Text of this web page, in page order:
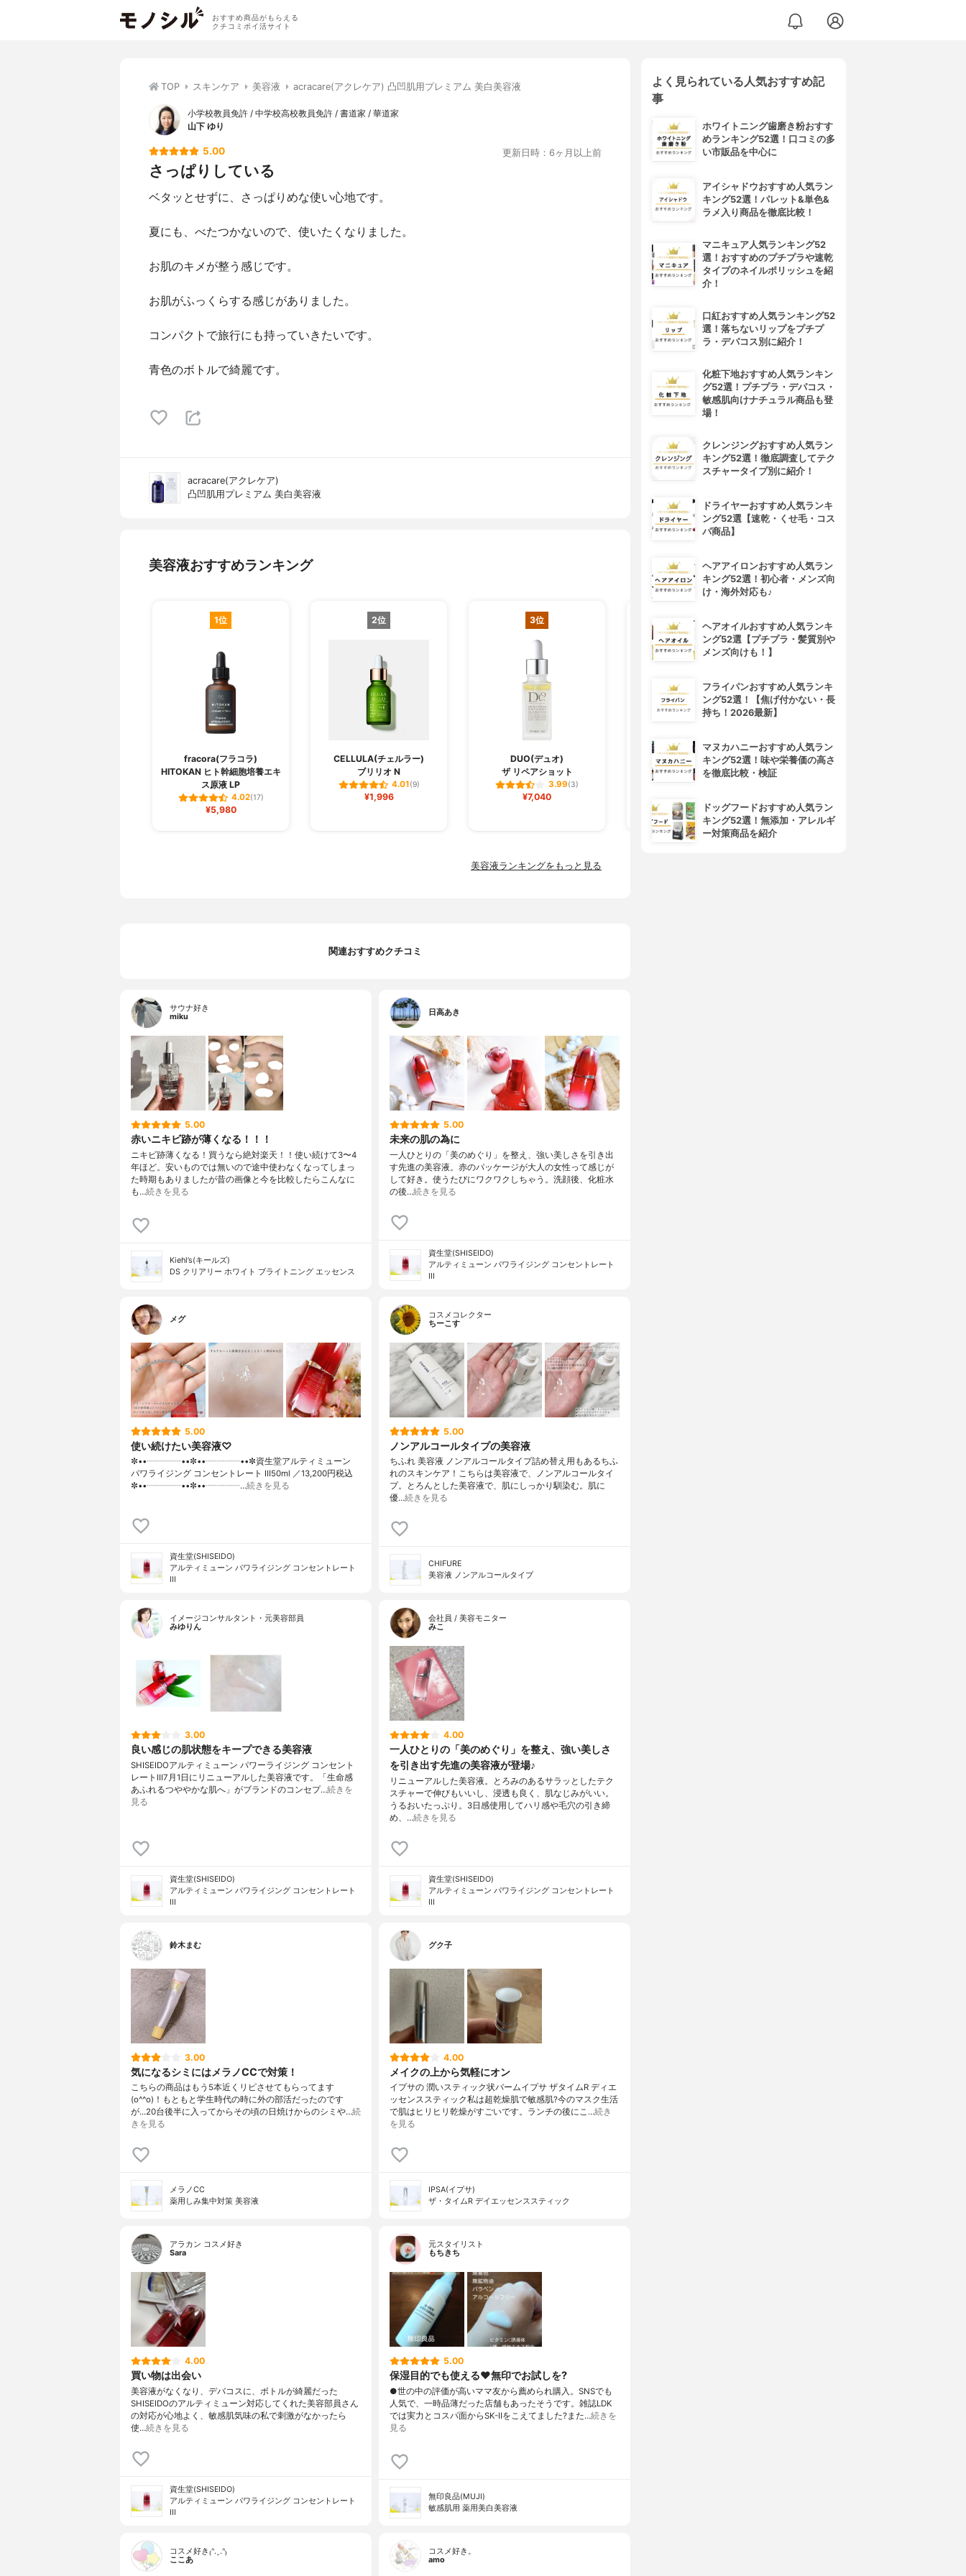
おすすめ商品がもらえる
クチコミポイ活サイト
TOP スキンケア 美容液 acracare(アクレケア) 凸凹肌用プレミアム 美白美容液
小学校教員免許 / 中学校高校教員免許 / 書道家 / 華道家
山下 ゆり
5.00 更新日時：6ヶ月以上前
さっぱりしている
ベタッとせずに、さっぱりめな使い心地です。
夏にも、べたつかないので、使いたくなりました。
お肌のキメが整う感じです。
お肌がふっくらする感じがありました。
コンパクトで旅行にも持っていきたいです。
青色のボトルで綺麗です。
acracare(アクレケア)
凸凹肌用プレミアム 美白美容液
美容液おすすめランキング
1位
fracora(フラコラ)
HITOKAN ヒト幹細胞培養エキ
ス原液 LP
4.02(17)
¥5,980
2位
CELLULA(チェルラー)
ブリリオ N
4.01(9)
¥1,996
3位
DUO(デュオ)
ザ リペアショット
3.99(3)
¥7,040
4位
フレイスラボ
フレイスラボ FLAIS LABO ホ
¥3,278
LANCOME(ランコム)
美容液ランキングをもっと見る
関連おすすめクチコミ
サウナ好き
miku
5.00
赤いニキビ跡が薄くなる！！！
ニキビ跡薄くなる！買うなら絶対楽天！！使い続けて3〜4
年ほど。安いものでは無いので途中使わなくなってしまっ
た時期もありましたが昔の画像と今を比較したらこんなに
も…続きを見る
Kiehl’s(キールズ)
DS クリアリー ホワイト ブライトニング エッセンス
日高あき
5.00
未来の肌の為に
一人ひとりの「美のめぐり」を整え、強い美しさを引き出
す先進の美容液。赤のパッケージが大人の女性って感じが
して好き。使うたびにワクワクしちゃう。洗顔後、化粧水
の後…続きを見る
資生堂(SHISEIDO)
アルティミューン パワライジング コンセントレート
III
メグ
5.00
使い続けたい美容液♡
✼••┈┈┈┈••✼••┈┈┈┈••✼資生堂アルティミューン
パワライジング コンセントレート Ⅲ50ml ／13,200円税込
✼••┈┈┈┈••✼••┈┈┈┈…続きを見る
資生堂(SHISEIDO)
アルティミューン パワライジング コンセントレート
III
コスメコレクター
ちーこす
5.00
ノンアルコールタイプの美容液
ちふれ 美容液 ノンアルコールタイプ詰め替え用もあるちふ
れのスキンケア！こちらは美容液で、ノンアルコールタイ
プ。とろんとした美容液で、肌にしっかり馴染む。肌に
優…続きを見る
CHIFURE
美容液 ノンアルコールタイプ
イメージコンサルタント・元美容部員
みゆりん
3.00
良い感じの肌状態をキープできる美容液
SHISEIDOアルティミューン パワーライジング コンセント
レートⅢ7月1日にリニューアルした美容液です。「生命感
あふれるつややかな肌へ」がブランドのコンセプ…続きを
見る
資生堂(SHISEIDO)
アルティミューン パワライジング コンセントレート
III
会社員 / 美容モニター
みこ
4.00
一人ひとりの「美のめぐり」を整え、強い美しさ
を引き出す先進の美容液が登場♪
リニューアルした美容液。とろみのあるサラッとしたテク
スチャーで伸びもいいし、浸透も良く、肌なじみがいい。
うるおいたっぷり。3日感使用してハリ感や毛穴の引き締
め、…続きを見る
資生堂(SHISEIDO)
アルティミューン パワライジング コンセントレート
III
鈴木まむ
3.00
気になるシミにはメラノCCで対策！
こちらの商品はもう5本近くリピさせてもらってます
(o^^o)！もともと学生時代の時に外の部活だったのです
が...20台後半に入ってからその頃の日焼けからのシミや…続
きを見る
メラノCC
薬用しみ集中対策 美容液
グク子
4.00
メイクの上から気軽にオン
イプサの 潤いスティック状バームイプサ ザタイムR ディエ
ッセンススティック私は超乾燥肌で敏感肌?今のマスク生活
で肌はヒリヒリ乾燥がすごいです。ランチの後にこ…続き
を見る
IPSA(イプサ)
ザ・タイムR デイエッセンススティック
アラカン コスメ好き
Sara
4.00
買い物は出会い
美容液がなくなり、デバコスに、ボトルが綺麗だった
SHISEIDOのアルティミューン対応してくれた美容部員さん
の対応が心地よく、敏感肌気味の私で刺激がなかったら
使…続きを見る
資生堂(SHISEIDO)
アルティミューン パワライジング コンセントレート
III
元スタイリスト
もちきち
5.00
保湿目的でも使える♥️無印でお試しを?
●世の中の評価が高いママ友から薦められ購入。SNSでも
人気で、一時品薄だった店舗もあったそうです。雑誌LDK
では実力とコスパ面からSK-IIをこえてました?また…続きを
見る
無印良品(MUJI)
敏感肌用 薬用美白美容液
コスメ好き₍ᐢ.ˬ.ᐢ₎
ここあ
コスメ好き。
amo
よく見られている人気おすすめ記
事
ホワイトニング歯磨き粉おすす
めランキング52選！口コミの多
い市販品を中心に
アイシャドウおすすめ人気ラン
キング52選！パレット&単色&
ラメ入り商品を徹底比較！
マニキュア人気ランキング52
選！おすすめのプチプラや速乾
タイプのネイルポリッシュを紹
介！
口紅おすすめ人気ランキング52
選！落ちないリップをプチプ
ラ・デパコス別に紹介！
化粧下地おすすめ人気ランキン
グ52選！プチプラ・デパコス・
敏感肌向けナチュラル商品も登
場！
クレンジングおすすめ人気ラン
キング52選！徹底調査してテク
スチャータイプ別に紹介！
ドライヤーおすすめ人気ランキ
ング52選【速乾・くせ毛・コス
パ商品】
ヘアアイロンおすすめ人気ラン
キング52選！初心者・メンズ向
け・海外対応も♪
ヘアオイルおすすめ人気ランキ
ング52選【プチプラ・髪質別や
メンズ向けも！】
フライパンおすすめ人気ランキ
ング52選！【焦げ付かない・長
持ち！2026最新】
マヌカハニーおすすめ人気ラン
キング52選！味や栄養価の高さ
を徹底比較・検証
ドッグフードおすすめ人気ラン
キング52選！無添加・アレルギ
ー対策商品を紹介